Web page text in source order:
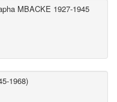
MBACKE 1927-1945
1968)